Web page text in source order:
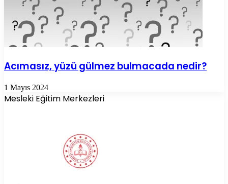
Acımasız, yüzü gülmez bulmacada nedir?
1 Mayıs 2024
Mesleki Eğitim Merkezleri